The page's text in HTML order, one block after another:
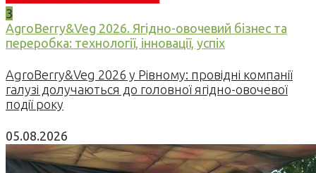
3
AgroBerry&Veg 2026. Ягідно-овочевий бізнес та
переробка: технології, інновації, успіх
AgroBerry&Veg 2026 у Рівному: провідні компанії
галузі долучаються до головної ягідно-овочевої
події року
05.08.2026